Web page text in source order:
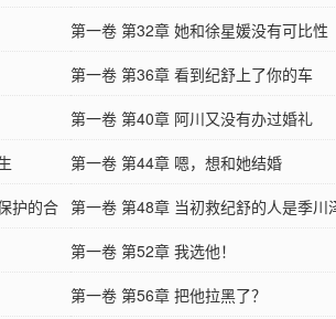
第一卷 第32章 她和徐星媛没有可比性
第一卷 第36章 看到纪舒上了你的车
第一卷 第40章 阿川又没有办过婚礼
第一卷 第44章 嗯，想和她结婚
护的合 第一卷 第48章 当初救纪舒的人是季川
第一卷 第52章 我选他！
第一卷 第56章 把他拉黑了？